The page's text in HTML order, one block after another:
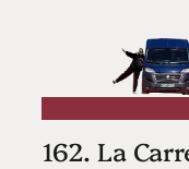
162. La